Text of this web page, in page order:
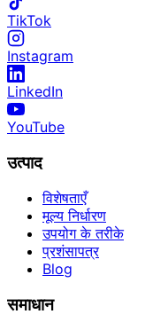
TikTok
Instagram
LinkedIn
YouTube
उत्पाद
विशेषताएँ
मूल्य निर्धारण
उपयोग के तरीके
प्रशंसापत्र
Blog
समाधान